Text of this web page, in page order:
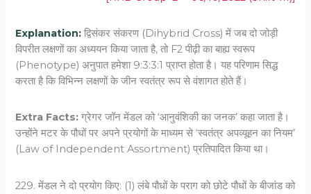
Explanation: द्विसंकर संकरण (Dihybrid Cross) में जब दो जोड़ी
विपरीत लक्षणों का अध्ययन किया जाता है, तो F2 पीढ़ी का बाह्य स्वरूप
(Phenotype) अनुपात हमेशा 9:3:3:1 प्राप्त होता है। यह परिणाम सिद्ध
करता है कि विभिन्न लक्षणों के जीन स्वतंत्र रूप से वंशागत होते हैं।
Extra Facts: ग्रेगर जॉन मेंडल को ‘आनुवंशिकी का जनक’ कहा जाता है।
उन्होंने मटर के पौधों पर अपने प्रयोगों के माध्यम से ‘स्वतंत्र अपव्यूहन का नियम’
(Law of Independent Assortment) प्रतिपादित किया था।
229. मेंडल ने दो प्रयोग किए: (1) लंबे पौधों के पराग को छोटे पौधों के बीजांड को